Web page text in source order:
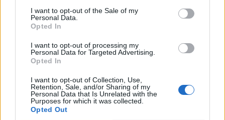
I want to opt-out of the Sale of my
Personal Data.
Opted In
I want to opt-out of processing my
Personal Data for Targeted Advertising.
Opted In
I want to opt-out of Collection, Use,
Retention, Sale, and/or Sharing of my
Personal Data that Is Unrelated with the
Purposes for which it was collected.
Opted Out
ТЕМПЕРАТУРАТА ВО СРЕДА ЌЕ
БИДЕ ЗА НА ЛЕКАР, а потоа...
СУДСКАТА МАФИЈА РАБОТИ
ВАКА - Судијата Вулнет Винца
на бизнисменот Марковски
Северна Кореја и Русија градат
мистериозен мост